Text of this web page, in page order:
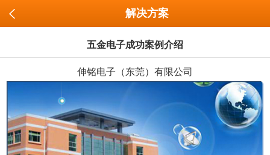
解决方案
五金电子成功案例介绍
伸铭电子（东莞）有限公司